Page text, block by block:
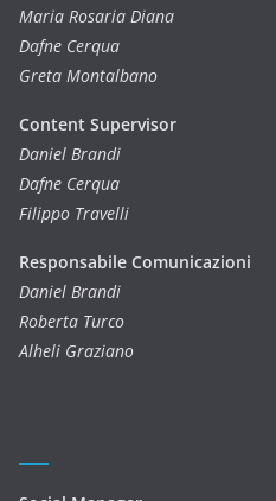
Maria Rosaria Diana
Dafne Cerqua
Greta Montalbano
Content Supervisor
Daniel Brandi
Dafne Cerqua
Filippo Travelli
Responsabile Comunicazioni
Daniel Brandi
Roberta Turco
Alheli Graziano